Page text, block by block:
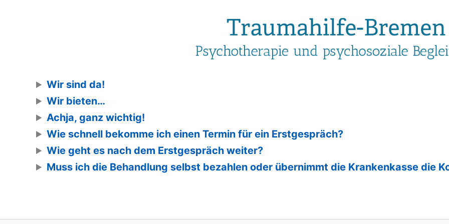
Wir sind da!
Wir bieten…
Achja, ganz wichtig!
Wie schnell bekomme ich einen Termin für ein Erstgespräch?
Wie geht es nach dem Erstgespräch weiter?
Muss ich die Behandlung selbst bezahlen oder übernimmt die Krankenkasse die